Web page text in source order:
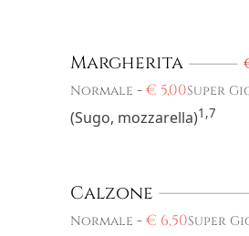
Margherita
Normale -€ 5,00Super
(Sugo, mozzarella)1,7
Calzone
Normale -€ 6,50Super